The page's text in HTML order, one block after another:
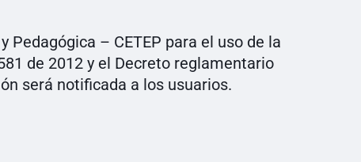
– CETEP para el uso de la
de 2012 y el Decreto reglamentario
será notificada a los usuarios.